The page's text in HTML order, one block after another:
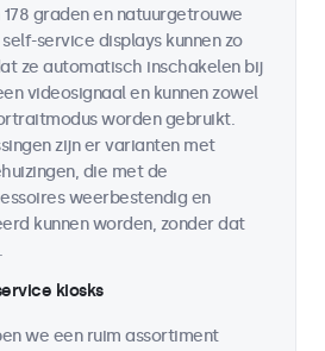
graden en natuurgetrouwe
service displays kunnen zo
ze automatisch inschakelen bij
videosignaal en kunnen zowel
worden gebruikt.
zijn er varianten met
die met de
weerbestendig en
kunnen worden, zonder dat
kiosks
we een ruim assortiment